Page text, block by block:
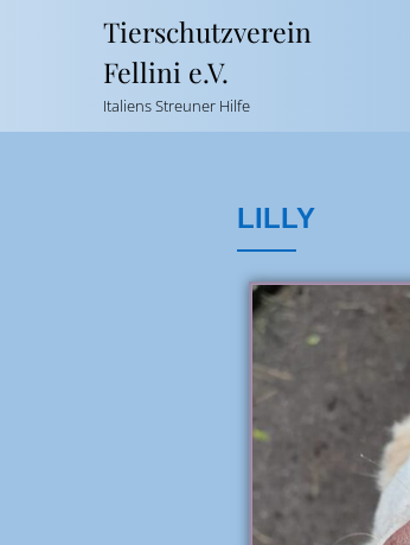
Tierschutzverein
Fellini e.V.
Italiens Streuner Hilfe
LILLY